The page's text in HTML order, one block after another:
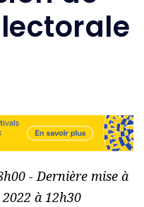
- Dernière mise à
à 12h30